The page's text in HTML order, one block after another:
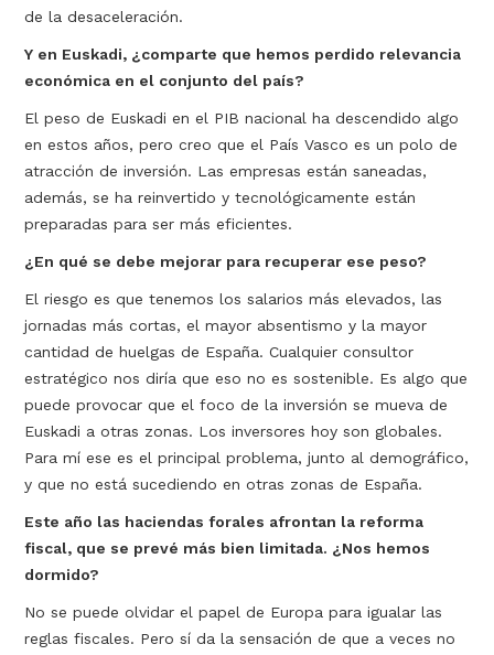
de la desaceleración.
Y en Euskadi, ¿comparte que hemos perdido relevancia
económica en el conjunto del país?
El peso de Euskadi en el PIB nacional ha descendido algo
en estos años, pero creo que el País Vasco es un polo de
atracción de inversión. Las empresas están saneadas,
además, se ha reinvertido y tecnológicamente están
preparadas para ser más eficientes.
¿En qué se debe mejorar para recuperar ese peso?
El riesgo es que tenemos los salarios más elevados, las
jornadas más cortas, el mayor absentismo y la mayor
cantidad de huelgas de España. Cualquier consultor
estratégico nos diría que eso no es sostenible. Es algo que
puede provocar que el foco de la inversión se mueva de
Euskadi a otras zonas. Los inversores hoy son globales.
Para mí ese es el principal problema, junto al demográfico,
y que no está sucediendo en otras zonas de España.
Este año las haciendas forales afrontan la reforma
fiscal, que se prevé más bien limitada. ¿Nos hemos
dormido?
No se puede olvidar el papel de Europa para igualar las
reglas fiscales. Pero sí da la sensación de que a veces no